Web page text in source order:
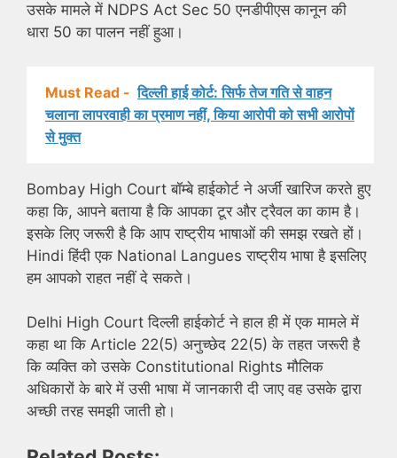
उसके मामले में NDPS Act Sec 50 एनडीपीएस कानून की
धारा 50 का पालन नहीं हुआ।
Must Read - दिल्ली हाई कोर्ट: सिर्फ तेज गति से वाहन
चलाना लापरवाही का प्रमाण नहीं, किया आरोपी को सभी आरोपों
से मुक्त
Bombay High Court बॉम्बे हाईकोर्ट ने अर्जी खारिज करते हुए
कहा कि, आपने बताया है कि आपका टूर और ट्रैवल का काम है।
इसके लिए जरूरी है कि आप राष्ट्रीय भाषाओं की समझ रखते हों।
Hindi हिंदी एक National Langues राष्ट्रीय भाषा है इसलिए
हम आपको राहत नहीं दे सकते।
Delhi High Court दिल्ली हाईकोर्ट ने हाल ही में एक मामले में
कहा था कि Article 22(5) अनुच्छेद 22(5) के तहत जरूरी है
कि व्यक्ति को उसके Constitutional Rights मौलिक
अधिकारों के बारे में उसी भाषा में जानकारी दी जाए वह उसके द्वारा
अच्छी तरह समझी जाती हो।